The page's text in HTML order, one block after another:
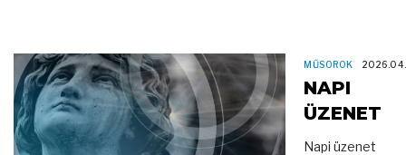
MŰSOROK
NAPI
ÜZENET
Napi üzenet